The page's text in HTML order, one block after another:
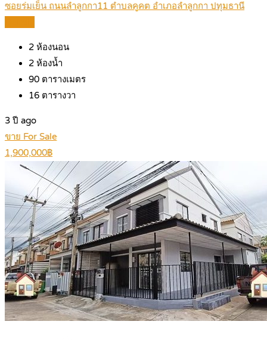
ซอยร่มเย็น ถนนลำลูกกา11 ตำบลคูคต อำเภอลำลูกกา ปทุมธานี
2 ห้องนอน
2 ห้องน้ำ
90 ตารางเมตร
16 ตารางวา
3 ปี ago
ขาย For Sale
1,900,000฿